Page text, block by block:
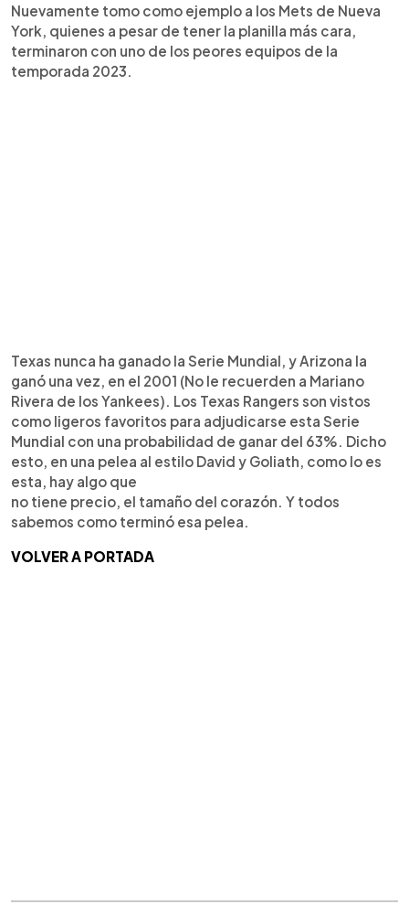
Nuevamente tomo como ejemplo a los Mets de Nueva
York, quienes a pesar de tener la planilla más cara,
terminaron con uno de los peores equipos de la
temporada 2023.
Texas nunca ha ganado la Serie Mundial, y Arizona la
ganó una vez, en el 2001 (No le recuerden a Mariano
Rivera de los Yankees). Los Texas Rangers son vistos
como ligeros favoritos para adjudicarse esta Serie
Mundial con una probabilidad de ganar del 63%. Dicho
esto, en una pelea al estilo David y Goliath, como lo es
esta, hay algo que
no tiene precio, el tamaño del corazón. Y todos
sabemos como terminó esa pelea.
VOLVER A PORTADA